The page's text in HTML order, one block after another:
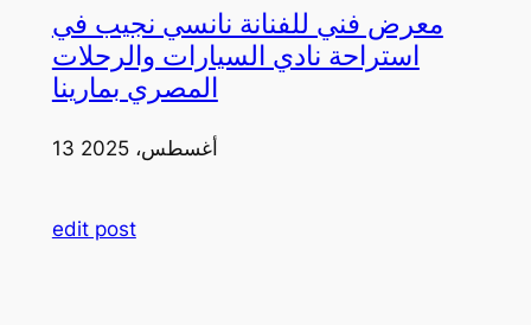
معرض فني للفنانة نانسي نجيب في
استراحة نادي السيارات والرحلات
المصري بمارينا
13 أغسطس، 2025
edit post